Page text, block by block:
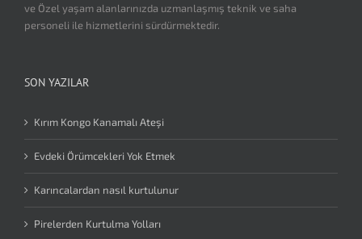
ve Özel yaşam alanlarınızda uzmanlaşmış teknik ve saha
personeli ile hizmetlerini sürdürmektedir.
SON YAZILAR
Kırım Kongo Kanamalı Ateşi
Evdeki Örümcekleri Yok Etmek
Karıncalardan nasıl kurtulunur
Pirelerden Kurtulma Yolları